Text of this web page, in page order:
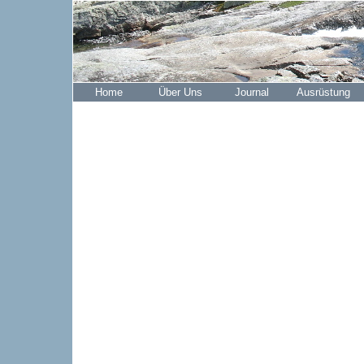
Home Über Uns Journal Ausrüstung